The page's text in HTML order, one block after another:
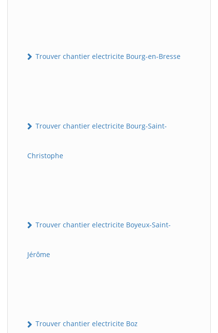
Trouver chantier electricite Bourg-en-Bresse
Trouver chantier electricite Bourg-Saint-
Christophe
Trouver chantier electricite Boyeux-Saint-
Jérôme
Trouver chantier electricite Boz